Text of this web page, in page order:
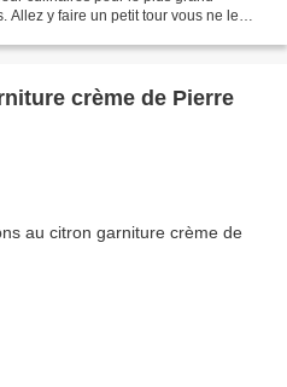
Allez y faire un petit tour vous ne le
crème de Pierre